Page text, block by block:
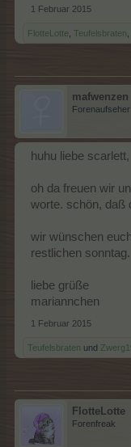
1 Februar 2015
FlotteLotte Teufelsbraten
mafwenzen
Forenaufseher
huhu liebe scarlett,
oh da freuen wir
worte. schön, daß
wir wünschen
restlichen sonntag.
liebe grüße
mariannchen
1 Februar 2015
Teufelsbraten und
FlotteLotte
Forenfreak